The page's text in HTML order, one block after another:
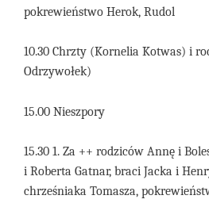
pokrewieństwo Herok, Rudol
10.30 Chrzty (Kornelia Kotwas) i
Odrzywołek)
15.00 Nieszpory
15.30 1. Za ++ rodziców Annę i
i Roberta Gatnar, braci Jacka i
chrześniaka Tomasza,